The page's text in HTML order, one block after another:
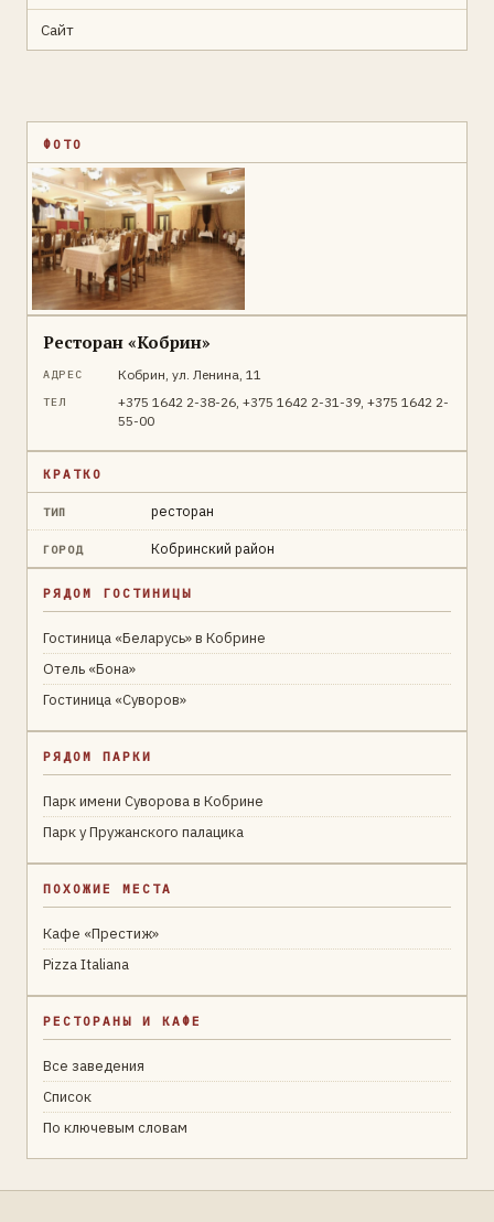
Сайт
ФОТО
Ресторан «Кобрин»
АДРЕС Кобрин, ул. Ленина, 11
ТЕЛ
+375 1642 2-38-26, +375 1642 2-31-39, +375 1642 2-
55-00
КРАТКО
ТИП ресторан
ГОРОД Кобринский район
РЯДОМ ГОСТИНИЦЫ
Гостиница «Беларусь» в Кобрине
Отель «Бона»
Гостиница «Суворов»
РЯДОМ ПАРКИ
Парк имени Суворова в Кобрине
Парк у Пружанского палацика
ПОХОЖИЕ МЕСТА
Кафе «Престиж»
Pizza Italiana
РЕСТОРАНЫ И КАФЕ
Все заведения
Список
По ключевым словам